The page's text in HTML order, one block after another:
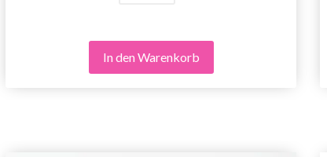
In den Warenkorb